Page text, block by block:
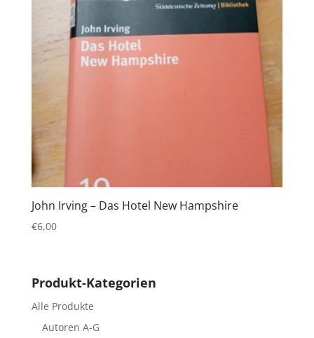
John Irving – Das Hotel New Hampshire
€6,00
Produkt-Kategorien
Alle Produkte
Autoren A-G